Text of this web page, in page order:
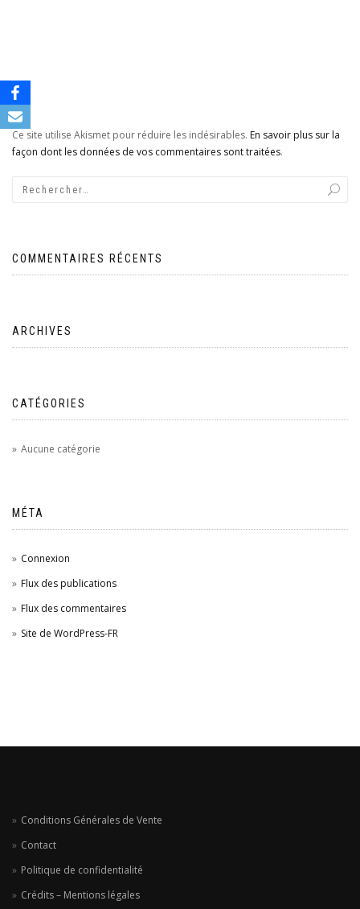
Ce site utilise Akismet pour réduire les indésirables. En savoir plus sur la
façon dont les données de vos commentaires sont traitées.
COMMENTAIRES RÉCENTS
ARCHIVES
CATÉGORIES
Aucune catégorie
MÉTA
Connexion
Flux des publications
Flux des commentaires
Site de WordPress-FR
Conditions Générales de Vente
Contact
Politique de confidentialité
Crédits – Mentions légales